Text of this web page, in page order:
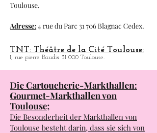
Toulouse.
Adresse:4 rue du Parc 31 706 Blagnac Cedex.
TNT: Théâtre de la Cité Toulouse:
1, rue pierre Baudis 31 000 Toulouse.
Die Cartoucherie-Markthallen:
Gourmet-Markthallen von
Toulouse;
Die Besonderheit der Markthallen von
Toulouse besteht darin, dass sie sich von